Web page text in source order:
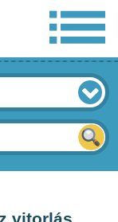
vitorlás